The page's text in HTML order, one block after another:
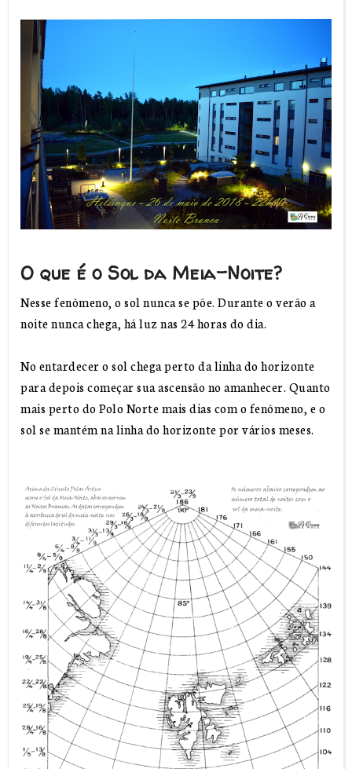
O que é o Sol da Meia-Noite?
Nesse fenômeno, o sol nunca se põe. Durante o verão a
noite nunca chega, há luz nas 24 horas do dia.
No entardecer o sol chega perto da linha do horizonte
para depois começar sua ascensão no amanhecer. Quanto
mais perto do Polo Norte mais dias com o fenômeno, e o
sol se mantém na linha do horizonte por vários meses.